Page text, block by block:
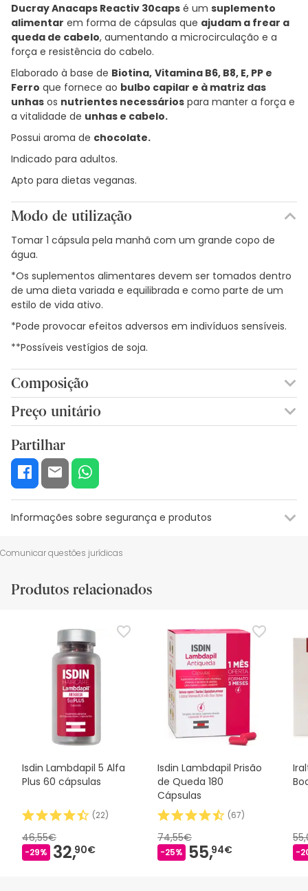
Ducray Anacaps Reactiv 30caps é um suplemento
alimentar em forma de cápsulas que ajudam a frear a
queda de cabelo, aumentando a microcirculação e a
força e resistência do cabelo.
Elaborado à base de Biotina, Vitamina B6, B8, E, PP e
Ferro que fornece ao bulbo capilar e à matriz das
unhas os nutrientes necessários para manter a força e
a vitalidade de unhas e cabelo.
Possui aroma de chocolate.
Indicado para adultos.
Apto para dietas veganas.
Modo de utilização
Tomar 1 cápsula pela manhã com um grande copo de
água.
*Os suplementos alimentares devem ser tomados dentro
de uma dieta variada e equilibrada e como parte de um
estilo de vida ativo.
*Pode provocar efeitos adversos em indivíduos sensíveis.
**Possíveis vestígios de soja.
Composição
ÓLEO DE ONAGRA DA NOITE (BIENAL DE ENOTERA). FISH JELLY.
L-CISTINA. L-METHIONINE. ESTABILIZADOR: GLICERINA E422.
TOCOFEROL. EMULSIONANTE: E322 GIRASSOL LECITINA **.
ESPESSANTE: CERA DE ABELHA AMARELA E901. CORANTES:
ÓXIDOS DE FERRO E172, DIÓXIDO DE TITÂNIO E 171.
CLORIDRATO DE PIRIDOXINA. BIOTINA.
*Pode causar efeitos adversos em indivíduos sensíveis.
Preço unitário
Partilhar
Informações sobre segurança e produtos
Recursos de segurança visual
As imagens de segurança fornecem informações
Recomendamos que leia atentamente as informações.
Comunicar questões jurídicas
Produtos relacionados
Isdin Lambdapil 5 Alfa
Plus 60 cápsulas
(22)
46,55€
-29% 32,90€
Isdin Lambdapil Prisão
de Queda 180
Cápsulas
(67)
74,55€
-25% 55,94€ -